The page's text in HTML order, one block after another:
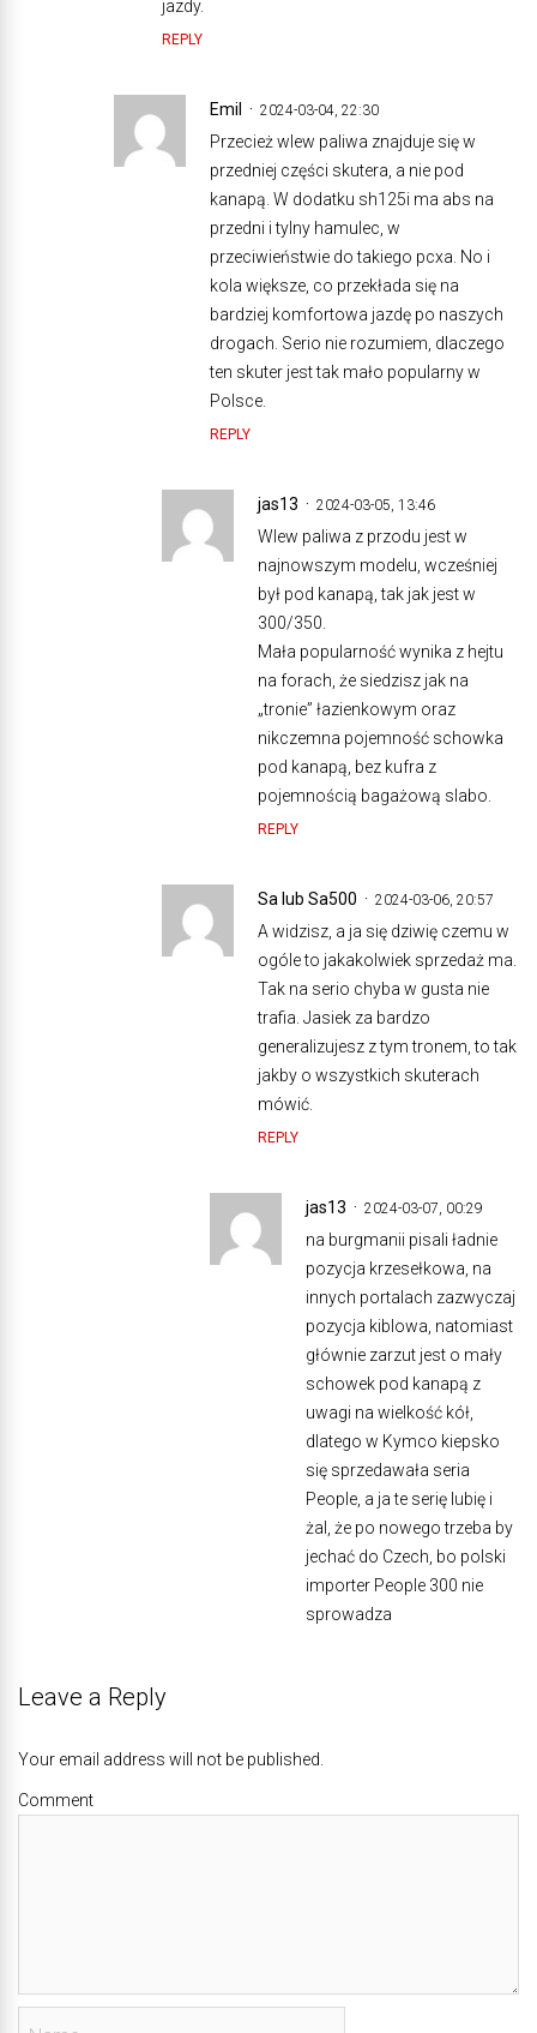
jazdy.
REPLY
Emil 2024-03-04, 22:30
Przecież wlew paliwa znajduje się w
przedniej części skutera, a nie pod
kanapą. W dodatku sh125i ma abs na
przedni i tylny hamulec, w
przeciwieństwie do takiego pcxa. No i
kola większe, co przekłada się na
bardziej komfortowa jazdę po naszych
drogach. Serio nie rozumiem, dlaczego
ten skuter jest tak mało popularny w
Polsce.
REPLY
jas13 2024-03-05, 13:46
Wlew paliwa z przodu jest w
najnowszym modelu, wcześniej
był pod kanapą, tak jak jest w
300/350.
Mała popularność wynika z hejtu
na forach, że siedzisz jak na
„tronie” łazienkowym oraz
nikczemna pojemność schowka
pod kanapą, bez kufra z
pojemnością bagażową slabo.
REPLY
Sa lub Sa500 2024-03-06, 20:57
A widzisz, a ja się dziwię czemu w
ogóle to jakakolwiek sprzedaż ma.
Tak na serio chyba w gusta nie
trafia. Jasiek za bardzo
generalizujesz z tym tronem, to tak
jakby o wszystkich skuterach
mówić.
REPLY
jas13 2024-03-07, 00:29
na burgmanii pisali ładnie
pozycja krzesełkowa, na
innych portalach zazwyczaj
pozycja kiblowa, natomiast
głównie zarzut jest o mały
schowek pod kanapą z
uwagi na wielkość kół,
dlatego w Kymco kiepsko
się sprzedawała seria
People, a ja te serię lubię i
żal, że po nowego trzeba by
jechać do Czech, bo polski
importer People 300 nie
sprowadza
Leave a Reply
Your email address will not be published.
Comment